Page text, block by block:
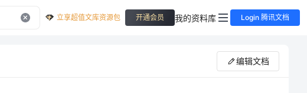
立享超值文库资源包 开通会员 我的资料库 Login 腾讯文档
编辑文档